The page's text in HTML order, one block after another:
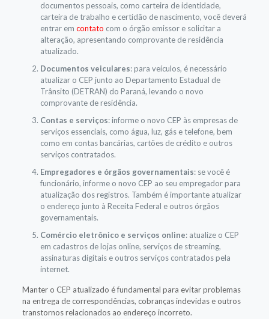
documentos pessoais, como carteira de identidade,
carteira de trabalho e certidão de nascimento, você deverá
entrar em contato com o órgão emissor e solicitar a
alteração, apresentando comprovante de residência
atualizado.
Documentos veiculares: para veículos, é necessário
atualizar o CEP junto ao Departamento Estadual de
Trânsito (DETRAN) do Paraná, levando o novo
comprovante de residência.
Contas e serviços: informe o novo CEP às empresas de
serviços essenciais, como água, luz, gás e telefone, bem
como em contas bancárias, cartões de crédito e outros
serviços contratados.
Empregadores e órgãos governamentais: se você é
funcionário, informe o novo CEP ao seu empregador para
atualização dos registros. Também é importante atualizar
o endereço junto à Receita Federal e outros órgãos
governamentais.
Comércio eletrônico e serviços online: atualize o CEP
em cadastros de lojas online, serviços de streaming,
assinaturas digitais e outros serviços contratados pela
internet.
Manter o CEP atualizado é fundamental para evitar problemas
na entrega de correspondências, cobranças indevidas e outros
transtornos relacionados ao endereço incorreto.